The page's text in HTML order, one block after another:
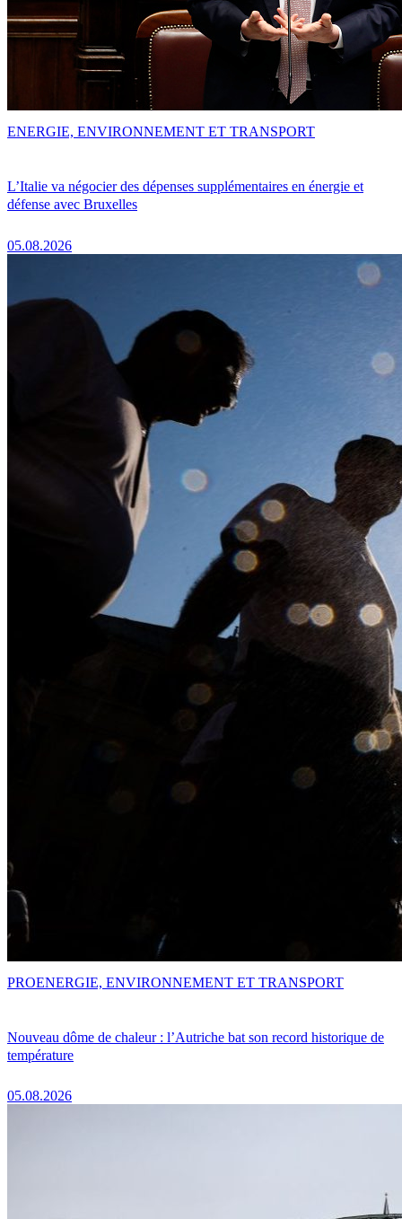
L’Italie va négocier des dépenses supplémentaires en énergie et
défense avec Bruxelles
05.08.2026
ENERGIE, ENVIRONNEMENT ET TRANSPORT
Nouveau dôme de chaleur : l’Autriche bat son record historique de
température
05.08.2026
PROENERGIE, ENVIRONNEMENT ET TRANSPORT